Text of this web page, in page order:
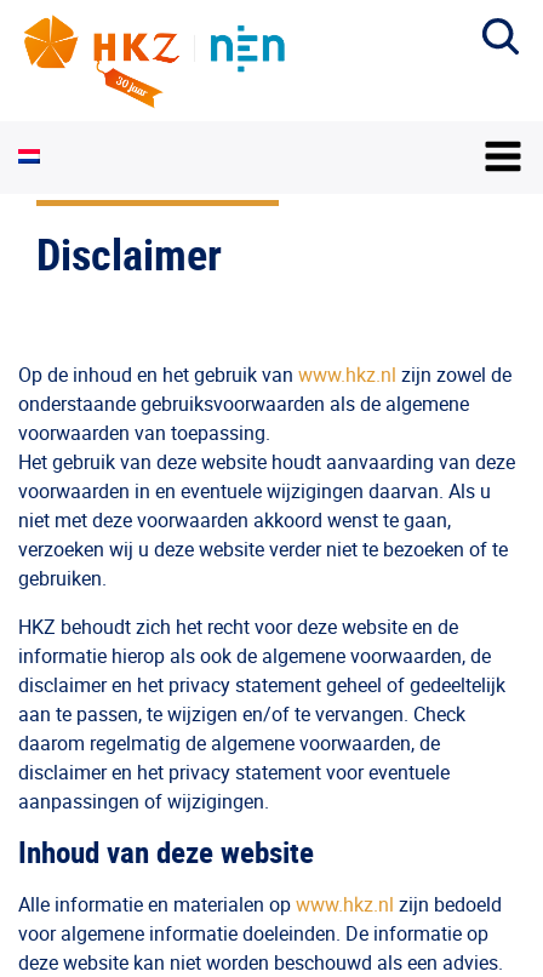
Disclaimer
Op de inhoud en het gebruik van www.hkz.nl zijn zowel de
onderstaande gebruiksvoorwaarden als de algemene
voorwaarden van toepassing.
Het gebruik van deze website houdt aanvaarding van deze
voorwaarden in en eventuele wijzigingen daarvan. Als u
niet met deze voorwaarden akkoord wenst te gaan,
verzoeken wij u deze website verder niet te bezoeken of te
gebruiken.
HKZ behoudt zich het recht voor deze website en de
informatie hierop als ook de algemene voorwaarden, de
disclaimer en het privacy statement geheel of gedeeltelijk
aan te passen, te wijzigen en/of te vervangen. Check
daarom regelmatig de algemene voorwaarden, de
disclaimer en het privacy statement voor eventuele
aanpassingen of wijzigingen.
Inhoud van deze website
Alle informatie en materialen opwww.hkz.nl zijn bedoeld
voor algemene informatie doeleinden. De informatie op
deze website kan niet worden beschouwd als een advies.